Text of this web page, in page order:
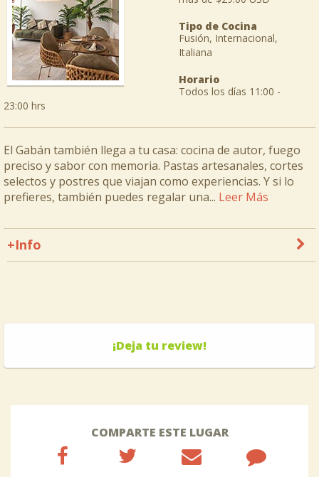
Tipo de Cocina
Fusión, Internacional,
Italiana
Horario
Todos los días 11:00 -
23:00 hrs
El Gabán también llega a tu casa: cocina de autor, fuego
preciso y sabor con memoria. Pastas artesanales, cortes
selectos y postres que viajan como experiencias. Y si lo
prefieres, también puedes regalar una... Leer Más
+Info
¡Deja tu review!
COMPARTE ESTE LUGAR